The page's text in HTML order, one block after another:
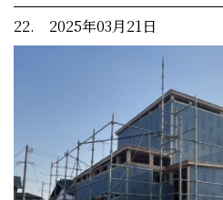
22. 2025年03月21日